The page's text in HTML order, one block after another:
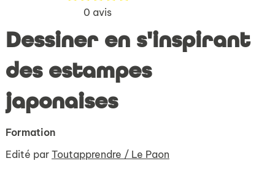
0 avis
Dessiner en s'inspirant
des estampes
japonaises
Formation
Edité par Toutapprendre / Le Paon